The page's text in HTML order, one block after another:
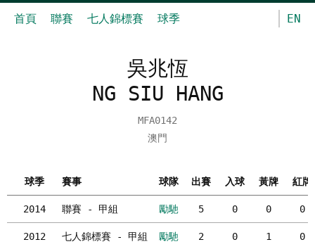
首頁 聯賽 七人錦標賽 球季 EN
吳兆恆
NG SIU HANG
MFA0142
澳門
球季 賽事 球隊 出賽 入球 黃牌 紅牌
2014 聯賽 - 甲組 勵馳 5 0 0 0
2012 七人錦標賽 - 甲組 勵馳 2 0 1 0